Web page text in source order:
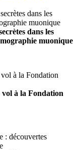
dans les
muonique
à la Fondation